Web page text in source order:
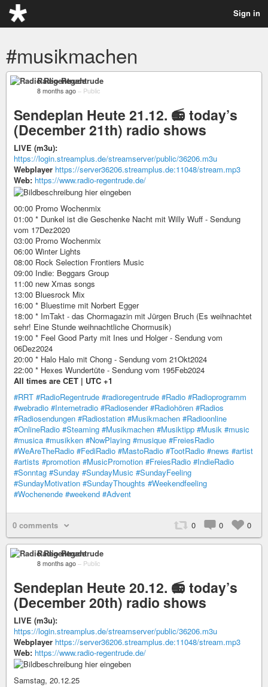
Sign in
#musikmachen
Radio Regentrude
8 months ago – Public
Sendeplan Heute 21.12. 📻 today’s
(December 21th) radio shows
LIVE (m3u):
https://login.streamplus.de/streamserver/public/36206.m3u
Webplayer https://server36206.streamplus.de:11048/stream.mp3
Web: https://www.radio-regentrude.de/
00:00 Promo Wochenmix
01:00 * Dunkel ist die Geschenke Nacht mit Willy Wuff - Sendung
vom 17Dez2020
03:00 Promo Wochenmix
06:00 Winter Lights
08:00 Rock Selection Frontiers Music
09:00 Indie: Beggars Group
11:00 new Xmas songs
13:00 Bluesrock Mix
16:00 * Bluestime mit Norbert Egger
18:00 * ImTakt - das Chormagazin mit Jürgen Bruch (Es weihnachtet
sehr! Eine Stunde weihnachtliche Chormusik)
19:00 * Feel Good Party mit Ines und Holger - Sendung vom
06Dez2024
20:00 * Halo Halo mit Chong - Sendung vom 21Okt2024
22:00 * Hexes Wundertüte - Sendung vom 195Feb2024
All times are CET | UTC +1
#RRT #RadioRegentrude #radioregentrude #Radio #Radioprogramm
#webradio #Internetradio #Radiosender #Radiohören #Radios
#Radiosendungen #Radiostation #Musikmachen #Radioonline
#OnlineRadio #Steaming #Musikmachen #Musiktipp #Musik #music
#musica #musikken #NowPlaying #musique #FreiesRadio
#WeAreTheRadio #FediRadio #MastoRadio #TootRadio #news #artist
#artists #promotion #MusicPromotion #FreiesRadio #IndieRadio
#Sonntag #Sunday #SundayMusic #SundayFeeling
#SundayMotivation #SundayThoughts #Weekendfeeling
#Wochenende #weekend #Advent
0 comments 0 0 0
Radio Regentrude
8 months ago – Public
Sendeplan Heute 20.12. 📻 today’s
(December 20th) radio shows
LIVE (m3u):
https://login.streamplus.de/streamserver/public/36206.m3u
Webplayer https://server36206.streamplus.de:11048/stream.mp3
Web: https://www.radio-regentrude.de/
Samstag, 20.12.25